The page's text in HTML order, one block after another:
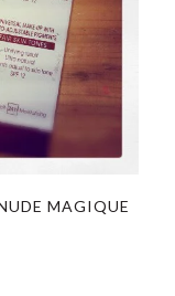
MAGIQUE